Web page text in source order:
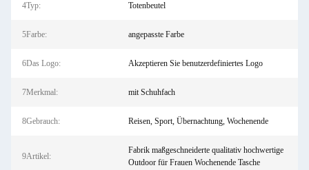
4Typ: Totenbeutel
5Farbe: angepasste Farbe
6Das Logo: Akzeptieren Sie benutzerdefiniertes Logo
7Merkmal: mit Schuhfach
8Gebrauch: Reisen, Sport, Übernachtung, Wochenende
9Artikel:
Fabrik maßgeschneiderte qualitativ hochwertige
Outdoor für Frauen Wochenende Tasche